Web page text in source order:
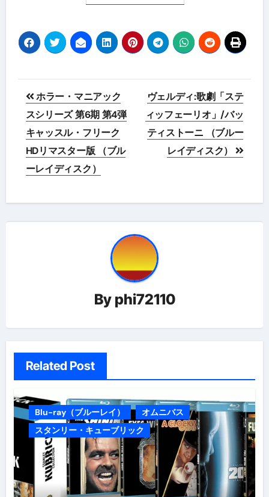
投
稿
ナ
ビ
ホラー・マニアック
スシリーズ 第6期 第4弾
キャッスル・フリーク
HDリマスター版 （ブル
ーレイディスク）
ヴェルディ:歌劇「ステ
ィッフェーリオ」/バッ
ティストーニ （ブルー
レイディスク）
By phi72110
Related Post
Blu-ray（ブルーレイ）
オムニバス
スタンリー・キューブリック